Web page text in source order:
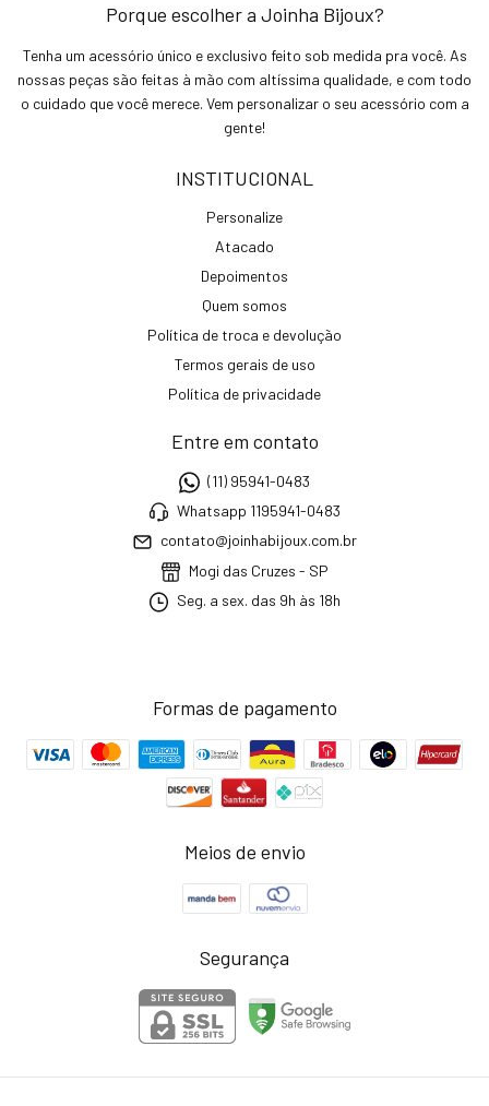
Porque escolher a Joinha Bijoux?
Tenha um acessório único e exclusivo feito sob medida pra você. As
nossas peças são feitas à mão com altíssima qualidade, e com todo
o cuidado que você merece. Vem personalizar o seu acessório com a
gente!
INSTITUCIONAL
Personalize
Atacado
Depoimentos
Quem somos
Política de troca e devolução
Termos gerais de uso
Política de privacidade
Entre em contato
(11) 95941-0483
Whatsapp 1195941-0483
contato@joinhabijoux.com.br
Mogi das Cruzes - SP
Seg. a sex. das 9h às 18h
Formas de pagamento
Meios de envio
Segurança